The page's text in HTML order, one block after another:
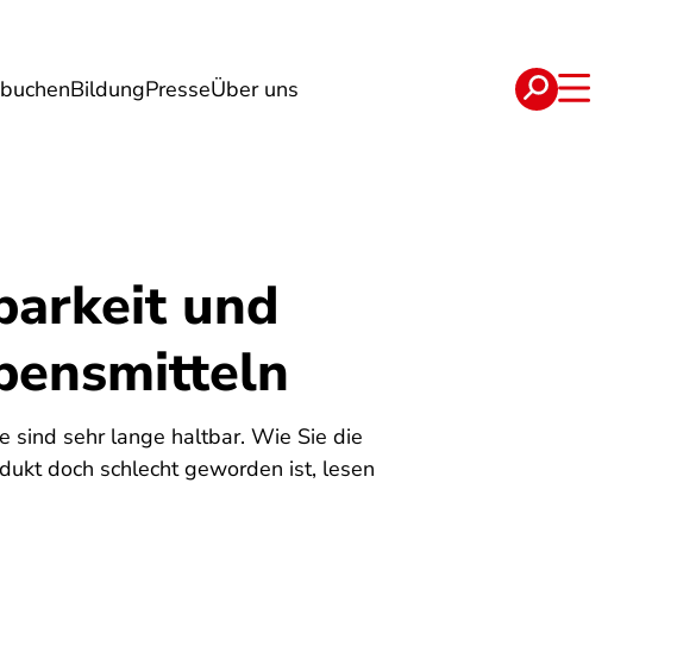
BildungPresseÜber uns
Reise Verträge
und
sind sehr lange haltbar. Wie Sie die
doch schlecht geworden ist, lesen